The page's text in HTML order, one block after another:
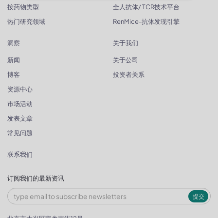
按药物类型
热门研究领域
全人抗体/ TCR技术平台
RenMice-抗体发现引擎
洞察
新闻
博客
资源中心
市场活动
发表文章
常见问题
关于我们
关于公司
投资者关系
联系我们
订阅我们的最新资讯
提交